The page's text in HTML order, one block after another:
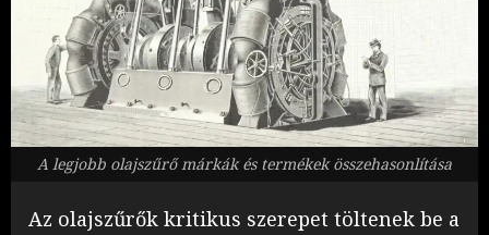
A legjobb olajszűrő márkák és termékek összehasonlítása
Az olajszűrők kritikus szerepet töltenek be a